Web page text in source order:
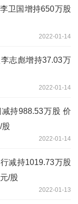
卫国增持650万股
2022-01-14
志彪增持37.03万
2022-01-14
持988.53万股 价
股
2022-01-14
减持1019.73万股
/股
2022-01-13